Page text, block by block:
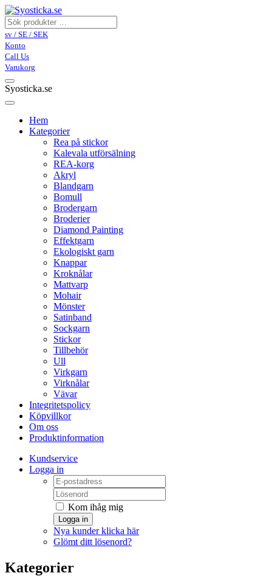
sv / SE / SEK
Konto
Call Us
Varukorg
Syosticka.se
Hem
Kategorier
Rea på stickor
Kalevala utförsälning
REA-korg
Akryl
Blandgarn
Bomull
Brodergarn
Broderier
Diamond Painting
Effektgarn
Ekologiskt garn
Knappar
Kroknålar
Mattvarp
Mohair
Mönster
Satinband
Sockgarn
Stickor
Tillbehör
Ull
Virkgarn
Virknålar
Vävar
Integritetspolicy
Köpvillkor
Om oss
Produktinformation
Kundservice
Logga in
Kom ihåg mig
Logga in
Nya kunder klicka här
Glömt ditt lösenord?
Kategorier